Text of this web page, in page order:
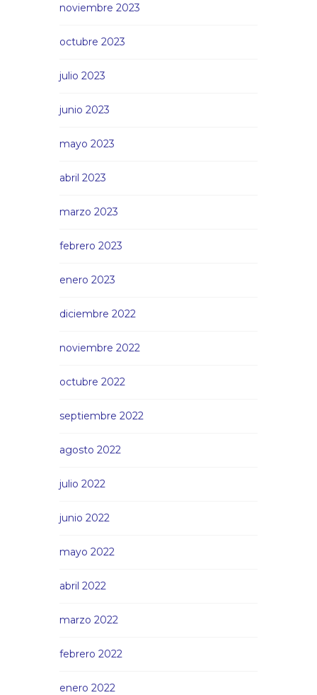
noviembre 2023
octubre 2023
julio 2023
junio 2023
mayo 2023
abril 2023
marzo 2023
febrero 2023
enero 2023
diciembre 2022
noviembre 2022
octubre 2022
septiembre 2022
agosto 2022
julio 2022
junio 2022
mayo 2022
abril 2022
marzo 2022
febrero 2022
enero 2022